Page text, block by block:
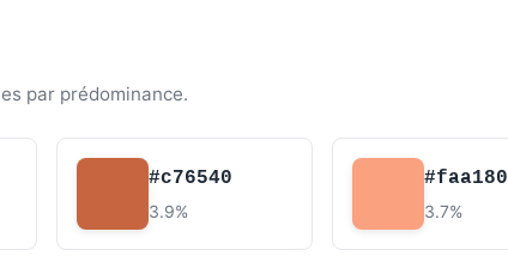
par prédominance.
#c76540
3.9%
#faa180
3.7%